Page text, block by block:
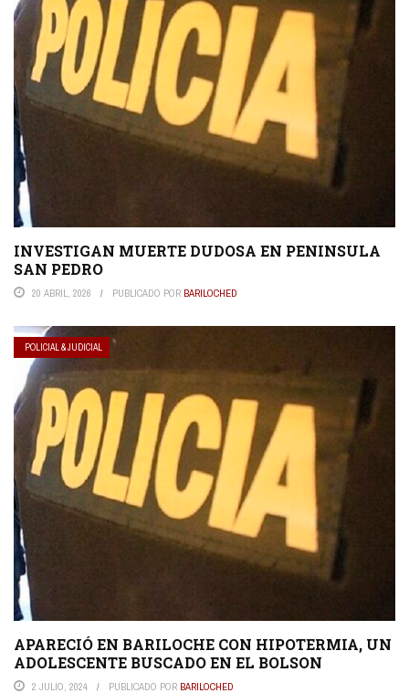
INVESTIGAN MUERTE DUDOSA EN PENINSULA
SAN PEDRO
20 ABRIL, 2026 PUBLICADO POR BARILOCHED
POLICIAL & JUDICIAL
APARECIÓ EN BARILOCHE CON HIPOTERMIA, UN
ADOLESCENTE BUSCADO EN EL BOLSON
2 JULIO, 2024 PUBLICADO POR BARILOCHED